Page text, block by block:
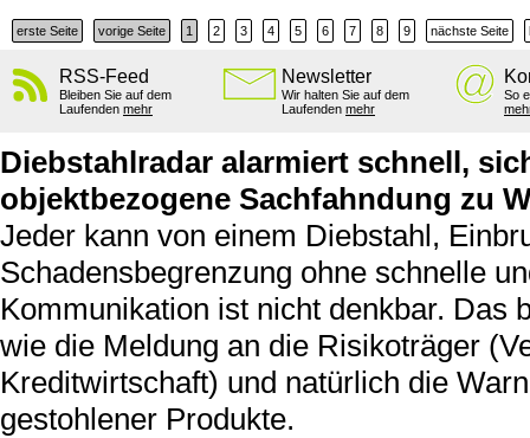
erste Seite vorige Seite 1 2 3 4 5 6 7 8 9 nächste Seite
RSS-Feed
Bleiben Sie auf dem
Laufenden mehr
Newsletter
Wir halten Sie auf dem
Laufenden mehr
So
Diebstahlradar alarmiert schnell,
objektbezogene Sachfahndung zu
Jeder kann von einem Diebstahl,
Schadensbegrenzung ohne schnelle
Kommunikation ist nicht denkbar. Das
wie die Meldung an die Risikoträger
Kreditwirtschaft) und natürlich die
gestohlener Produkte.